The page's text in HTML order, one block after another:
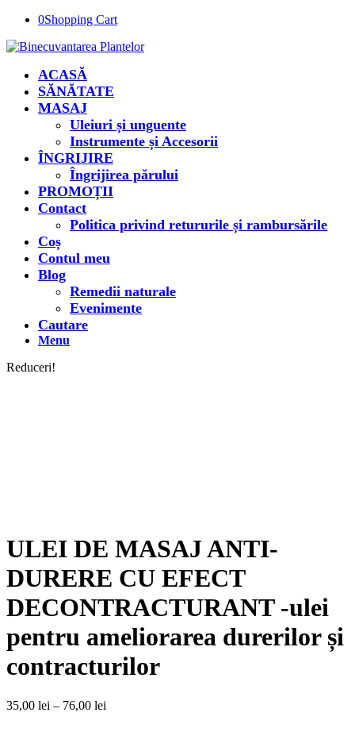
0Shopping Cart
ACASĂ
SĂNĂTATE
MASAJ
Uleiuri și unguente
Instrumente și Accesorii
ÎNGRIJIRE
Îngrijirea părului
PROMOȚII
Contact
Politica privind retururile și rambursările
Coș
Contul meu
Blog
Remedii naturale
Evenimente
Cautare
Menu
Reduceri!
ULEI DE MASAJ ANTI-
DURERE CU EFECT
DECONTRACTURANT -ulei
pentru ameliorarea durerilor și
contracturilor
35,00 lei – 76,00 lei